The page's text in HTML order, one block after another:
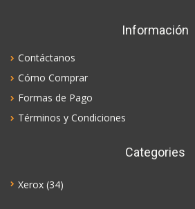
Información
Contáctanos
Cómo Comprar
Formas de Pago
Términos y Condiciones
Categories
Xerox (34)